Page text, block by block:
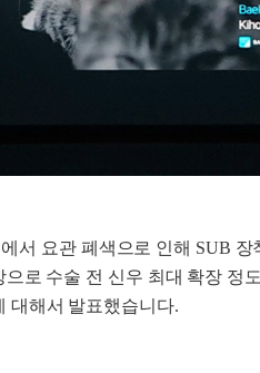
서 요관 폐색으로 인해 SUB
로 수술 전 신우 최대 확장 정
대해서 발표했습니다.